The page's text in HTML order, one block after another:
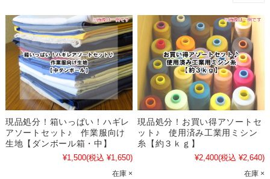
現品処分！箱いっぱい！ハギレ
アソートセット♪ 作業服向け
生地【ダンボール箱・中】
¥1,500(税込 ¥1,650)
在庫 ×
現品処分！お買い得アソートセ
ット♪ 使用済み工業用ミシン
糸【約３ｋｇ】
¥2,400(税込 ¥2,640)
在庫 ×